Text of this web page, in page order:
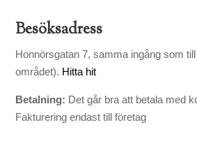
Besöksadress
Honnörsgatan 7, samma ingång som
området). Hitta hit
Betalning: Det går bra att betala med
Fakturering endast till företag